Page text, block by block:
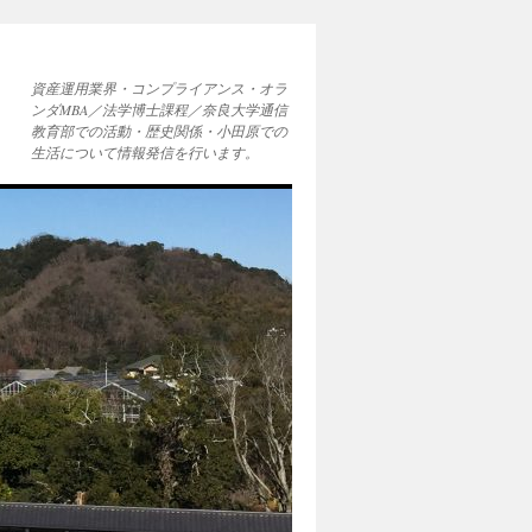
資産運用業界・コンプライアンス・オラ
ンダMBA／法学博士課程／奈良大学通信
教育部での活動・歴史関係・小田原での
生活について情報発信を行います。